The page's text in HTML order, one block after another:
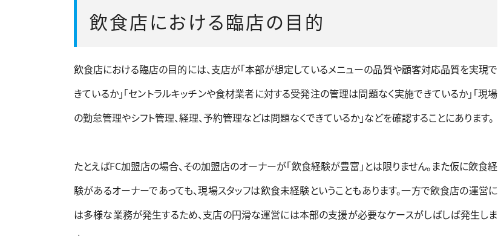
飲食店における臨店の目的
飲食店における臨店の目的には、支店が「本部が想定しているメニューの品質や顧客対応品質を実現で
きているか」「セントラルキッチンや食材業者に対する受発注の管理は問題なく実施できているか」「現場
の勤怠管理やシフト管理、経理、予約管理などは問題なくできているか」などを確認することにあります。
たとえばFC加盟店の場合、その加盟店のオーナーが「飲食経験が豊富」とは限りません。また仮に飲食経
験があるオーナーであっても、現場スタッフは飲食未経験ということもあります。一方で飲食店の運営に
は多様な業務が発生するため、支店の円滑な運営には本部の支援が必要なケースがしばしば発生しま